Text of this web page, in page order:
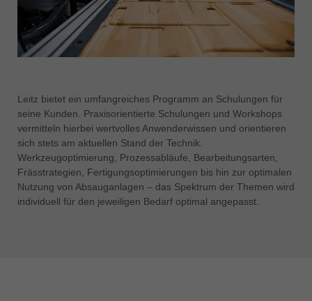
Leitz bietet ein umfangreiches Programm an Schulungen für
seine Kunden. Praxisorientierte Schulungen und Workshops
vermitteln hierbei wertvolles Anwenderwissen und orientieren
sich stets am aktuellen Stand der Technik.
Werkzeugoptimierung, Prozessabläufe, Bearbeitungsarten,
Frässtrategien, Fertigungsoptimierungen bis hin zur optimalen
Nutzung von Absauganlagen – das Spektrum der Themen wird
individuell für den jeweiligen Bedarf optimal angepasst.